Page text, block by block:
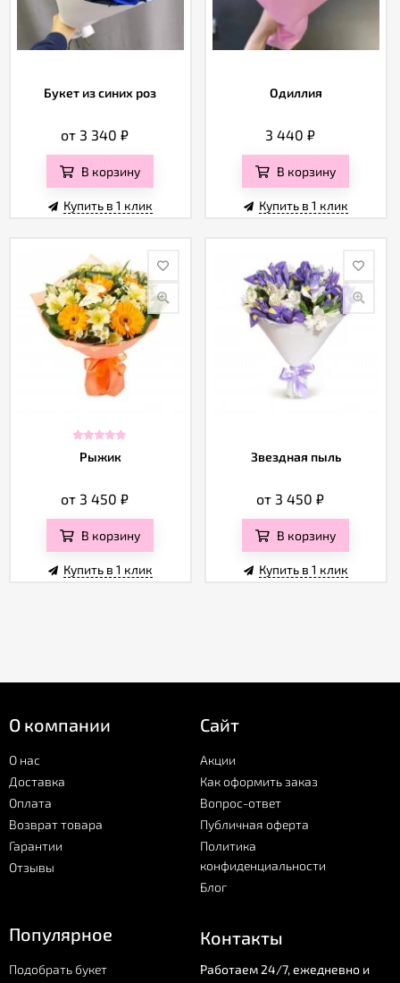
Букет из синих роз
от 3 340₽
В корзину
Купить в 1 клик
Одиллия
3 440₽
В корзину
Купить в 1 клик
Рыжик
от 3 450₽
В корзину
Купить в 1 клик
Звездная пыль
от 3 450₽
В корзину
Купить в 1 клик
О компании
О нас
Доставка
Оплата
Возврат товара
Гарантии
Отзывы
Сайт
Акции
Как оформить заказ
Вопрос-ответ
Публичная оферта
Политика
конфиденциальности
Блог
Популярное
Подобрать букет
Контакты
Работаем 24/7, ежедневно и